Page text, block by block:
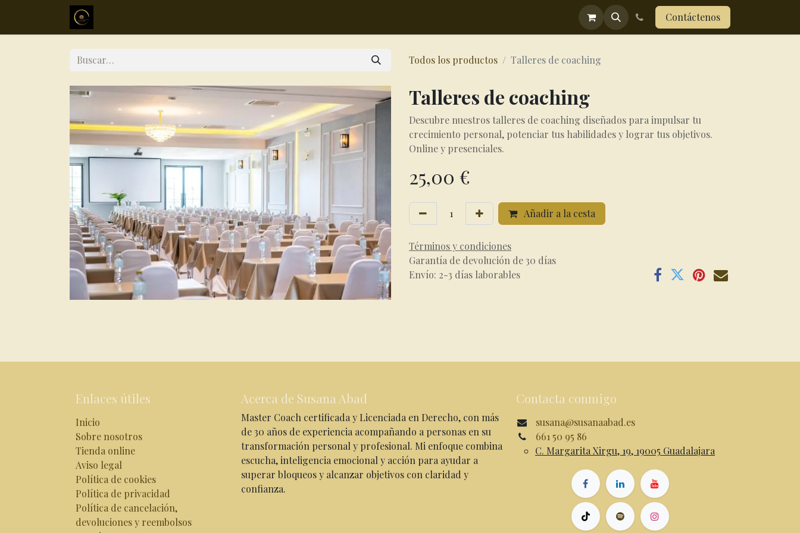
Programa menopausia Contáctenos
Todos los productos Talleres de coaching
Talleres de coaching
Descubre nuestros talleres de coaching diseñados para impulsar tu
crecimiento personal, potenciar tus habilidades y lograr tus objetivos.
Online y presenciales.
25,00 €
Añadir a la cesta
Términos y condiciones
Garantía de devolución de 30 días
Envío: 2-3 días laborables
Enlaces útiles
Inicio
Sobre nosotros
Tienda online
Aviso legal
Política de cookies
Política de privacidad
Política de cancelación,
devoluciones y reembolsos
Contacta conmigo
susana@susanaabad.es
661 50 95 86
C. Margarita Xirgu, 19, 19005 Guadalajara
Acerca de Susana Abad
Master Coach certificada y Licenciada en Derecho, con más
de 30 años de experiencia acompañando a personas en su
transformación personal y profesional. Mi enfoque combina
escucha, inteligencia emocional y acción para ayudar a
superar bloqueos y alcanzar objetivos con claridad y
confianza.